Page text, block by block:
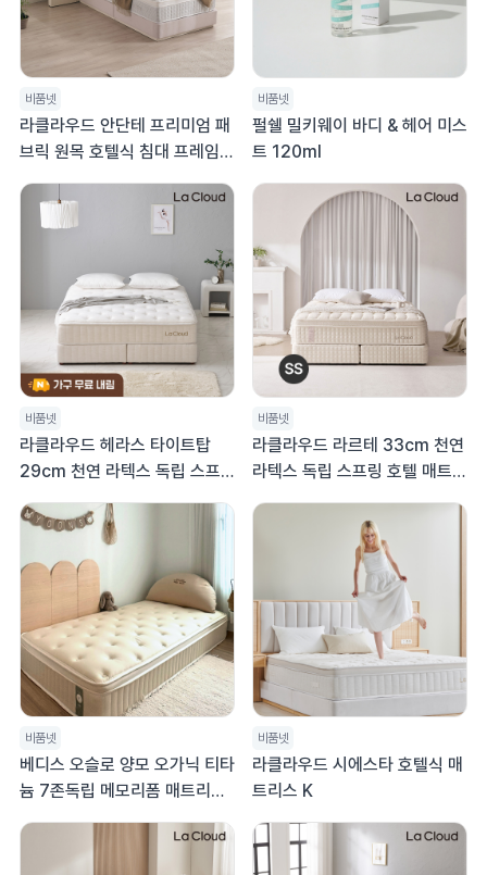
비품넷
라클라우드 안단테 프리미엄 패
브릭 원목 호텔식 침대 프레임
K(킹)
비품넷
펄쉘 밀키웨이 바디 & 헤어 미스
트 120ml
비품넷
라클라우드 헤라스 타이트탑
29cm 천연 라텍스 독립 스프
링 호텔 매트리스 라지킹 LK
비품넷
라클라우드 라르테 33cm 천연
라텍스 독립 스프링 호텔 매트리
스 킹 K
비품넷
베디스 오슬로 양모 오가닉 티타
늄 7존독립 메모리폼 매트리스
유로탑 30cm S
비품넷
라클라우드 시에스타 호텔식 매
트리스 K